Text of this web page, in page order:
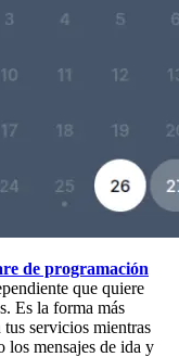
de programación
que quiere
Es la forma más
servicios mientras
los mensajes de ida y